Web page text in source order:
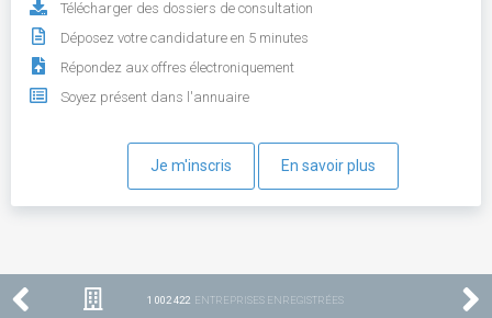
Télécharger des dossiers de consultation
Déposez votre candidature en 5 minutes
Répondez aux offres électroniquement
Soyez présent dans l'annuaire
Je m'inscris En savoir plus
1 002 422 ENTREPRISES ENREGISTRÉES